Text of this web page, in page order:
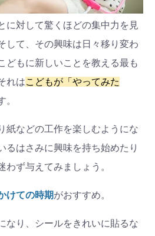
に対して驚くほどの集中力を見
して、その興味は日々移り変わ
どもに新しいことを教える最も
れはこどもが「やってみた
。
紙などの工作を楽しむようにな
るはさみに興味を持ち始めたり
わず与えてみましょう。
けての時期がおすすめ。
なり、シールをきれいに貼るな